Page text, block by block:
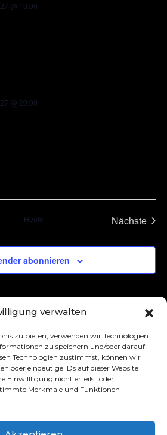
verwalten
zu bieten, verwenden wir Technologien
zu speichern und/oder darauf
Technologien zustimmst, können wir
oder eindeutige IDs auf dieser Website
Einwillligung nicht erteilst oder
Merkmale und Funktionen
@ 19:00
@ 20:00
Heute
Nächste
abonnieren